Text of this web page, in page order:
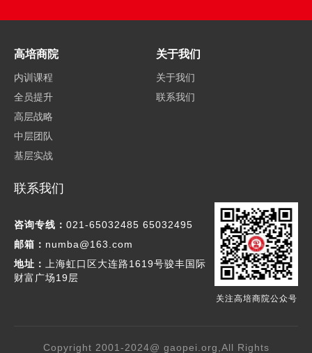
高培商院
内训课程
全员提升
高层战略
中层团队
基层实战
关于我们
关于我们
联系我们
联系我们
咨询专线： 021-65032485 65032495
邮箱： numba@163.com
地址：
上海虹口区大连路1619号骏丰国际
财富广场19层
关注高培商院公众号
Copyright 2001-2024@ gaopei.org,All Rights